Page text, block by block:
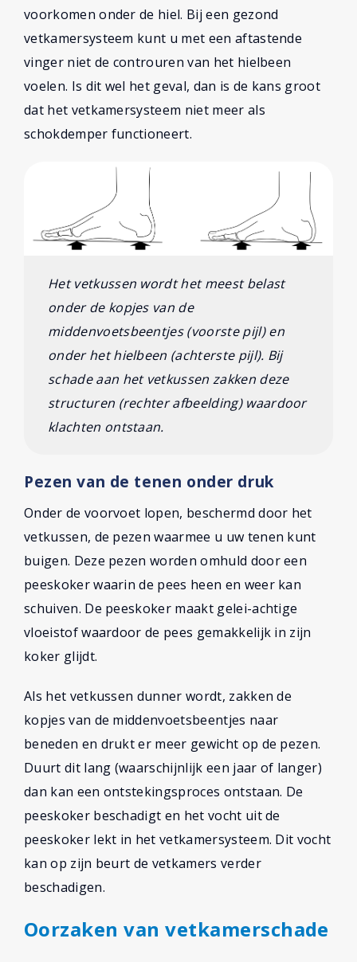
voorkomen onder de hiel. Bij een gezond
vetkamersysteem kunt u met een aftastende
vinger niet de controuren van het hielbeen
voelen. Is dit wel het geval, dan is de kans groot
dat het vetkamersysteem niet meer als
schokdemper functioneert.
Het vetkussen wordt het meest belast
onder de kopjes van de
middenvoetsbeentjes (voorste pijl) en
onder het hielbeen (achterste pijl). Bij
schade aan het vetkussen zakken deze
structuren (rechter afbeelding) waardoor
klachten ontstaan.
Pezen van de tenen onder druk
Onder de voorvoet lopen, beschermd door het
vetkussen, de pezen waarmee u uw tenen kunt
buigen. Deze pezen worden omhuld door een
peeskoker waarin de pees heen en weer kan
schuiven. De peeskoker maakt gelei-achtige
vloeistof waardoor de pees gemakkelijk in zijn
koker glijdt.
Als het vetkussen dunner wordt, zakken de
kopjes van de middenvoetsbeentjes naar
beneden en drukt er meer gewicht op de pezen.
Duurt dit lang (waarschijnlijk een jaar of langer)
dan kan een ontstekingsproces ontstaan. De
peeskoker beschadigt en het vocht uit de
peeskoker lekt in het vetkamersysteem. Dit vocht
kan op zijn beurt de vetkamers verder
beschadigen.
Oorzaken van vetkamerschade